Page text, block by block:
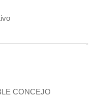
CONCEJO